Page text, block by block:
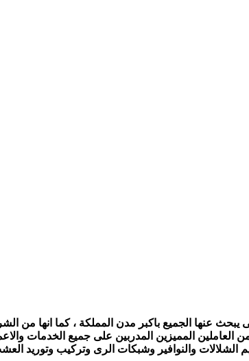
عنها الجميع باكبر مدن المملكة ، كما انها من
المميزين المدربين على جميع الخدمات
الشلالات والنوافير وشبكات الرى وتركيب وتوريد